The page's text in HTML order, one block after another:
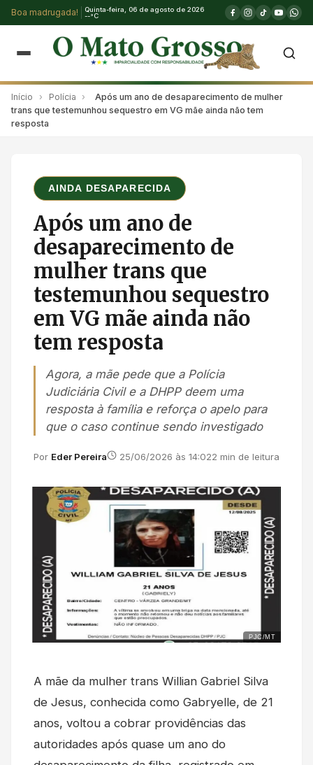
Boa madrugada!
Quinta-feira, 06 de agosto de 2026
--°C
Início › Polícia ›
Após um ano de desaparecimento de mulher
trans que testemunhou sequestro em VG mãe ainda não tem
resposta
AINDA DESAPARECIDA
Após um ano de
desaparecimento de
mulher trans que
testemunhou sequestro
em VG mãe ainda não
tem resposta
Agora, a mãe pede que a Polícia
Judiciária Civil e a DHPP deem uma
resposta à família e reforça o apelo para
que o caso continue sendo investigado
Por Eder Pereira 25/06/2026 às 14:022 min de leitura
PJC/MT
A mãe da mulher trans Willian Gabriel Silva
de Jesus, conhecida como Gabryelle, de 21
anos, voltou a cobrar providências das
autoridades após quase um ano do